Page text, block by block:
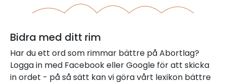
Bidra med ditt rim
Har du ett ord som rimmar bättre på Abortlag?
Logga in med Facebook eller Google för att skicka
in ordet - på så sätt kan vi göra vårt lexikon bättre